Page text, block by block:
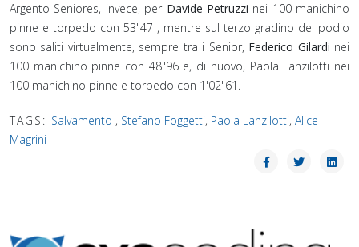
Argento Seniores, invece, per Davide Petruzzi nei 100 manichino
pinne e torpedo con 53"47 , mentre sul terzo gradino del podio
sono saliti virtualmente, sempre tra i Senior, Federico Gilardi nei
100 manichino pinne con 48"96 e, di nuovo, Paola Lanzilotti nei
100 manichino pinne e torpedo con 1'02"61.
TAGS: Salvamento , Stefano Foggetti, Paola Lanzilotti, Alice
Magrini